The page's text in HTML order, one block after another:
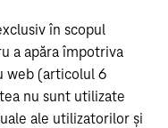
în scopul
a apăra împotriva
web (articolul 6
nu sunt utilizate
ale utilizatorilor și